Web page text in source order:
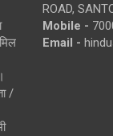
/
ROAD,
Mobile -
Email -